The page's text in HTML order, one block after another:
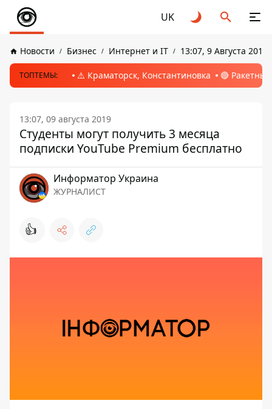
UK
Новости Бизнес Интернет и IT 13:07, 9 Августа 2019
ТОПТЕМЫ: ⚠️ Краматорск, Константиновка 🔴
13:07, 09 августа 2019
Студенты могут получить 3 месяца
подписки YouTube Premium бесплатно
Информатор Украина
ЖУРНАЛИСТ
👍